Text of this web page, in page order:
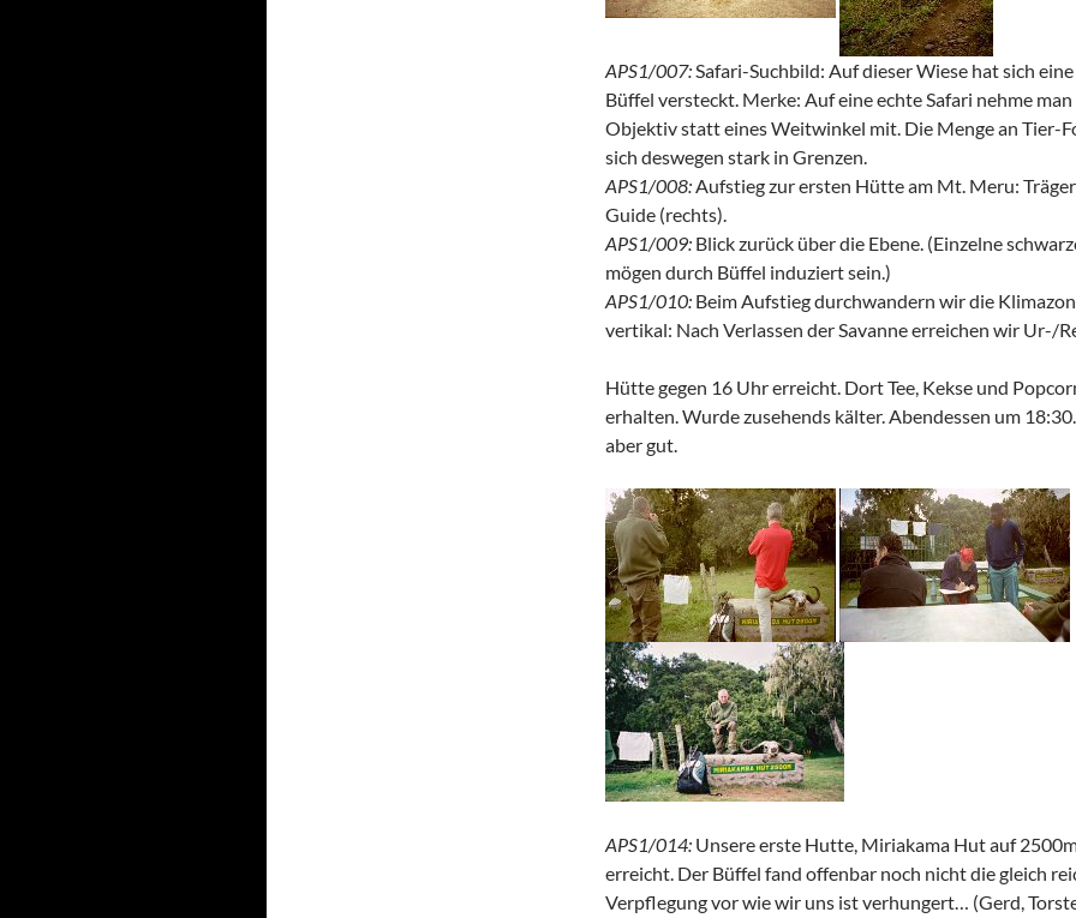
APS1/007:Safari-Suchbild: Auf dieser Wiese hat sich
Büffel versteckt. Merke: Auf eine echte Safari nehme man
Objektiv statt eines Weitwinkel mit. Die Menge an Tier-
sich deswegen stark in Grenzen.
APS1/008:Aufstieg zur ersten Hütte am Mt. Meru:
Guide (rechts).
APS1/009: Blick zurück über die Ebene. (Einzelne
mögen durch Büffel induziert sein.)
APS1/010: Beim Aufstieg durchwandern wir die
vertikal: Nach Verlassen der Savanne erreichen wir Ur-/
Hütte gegen 16 Uhr erreicht. Dort Tee, Kekse und
erhalten. Wurde zusehends kälter. Abendessen um
aber gut.
APS1/014: Unsere erste Hutte, Miriakama Hut auf
erreicht. Der Büffel fand offenbar noch nicht die gleich
Verpflegung vor wie wir uns ist verhungert… (Gerd,